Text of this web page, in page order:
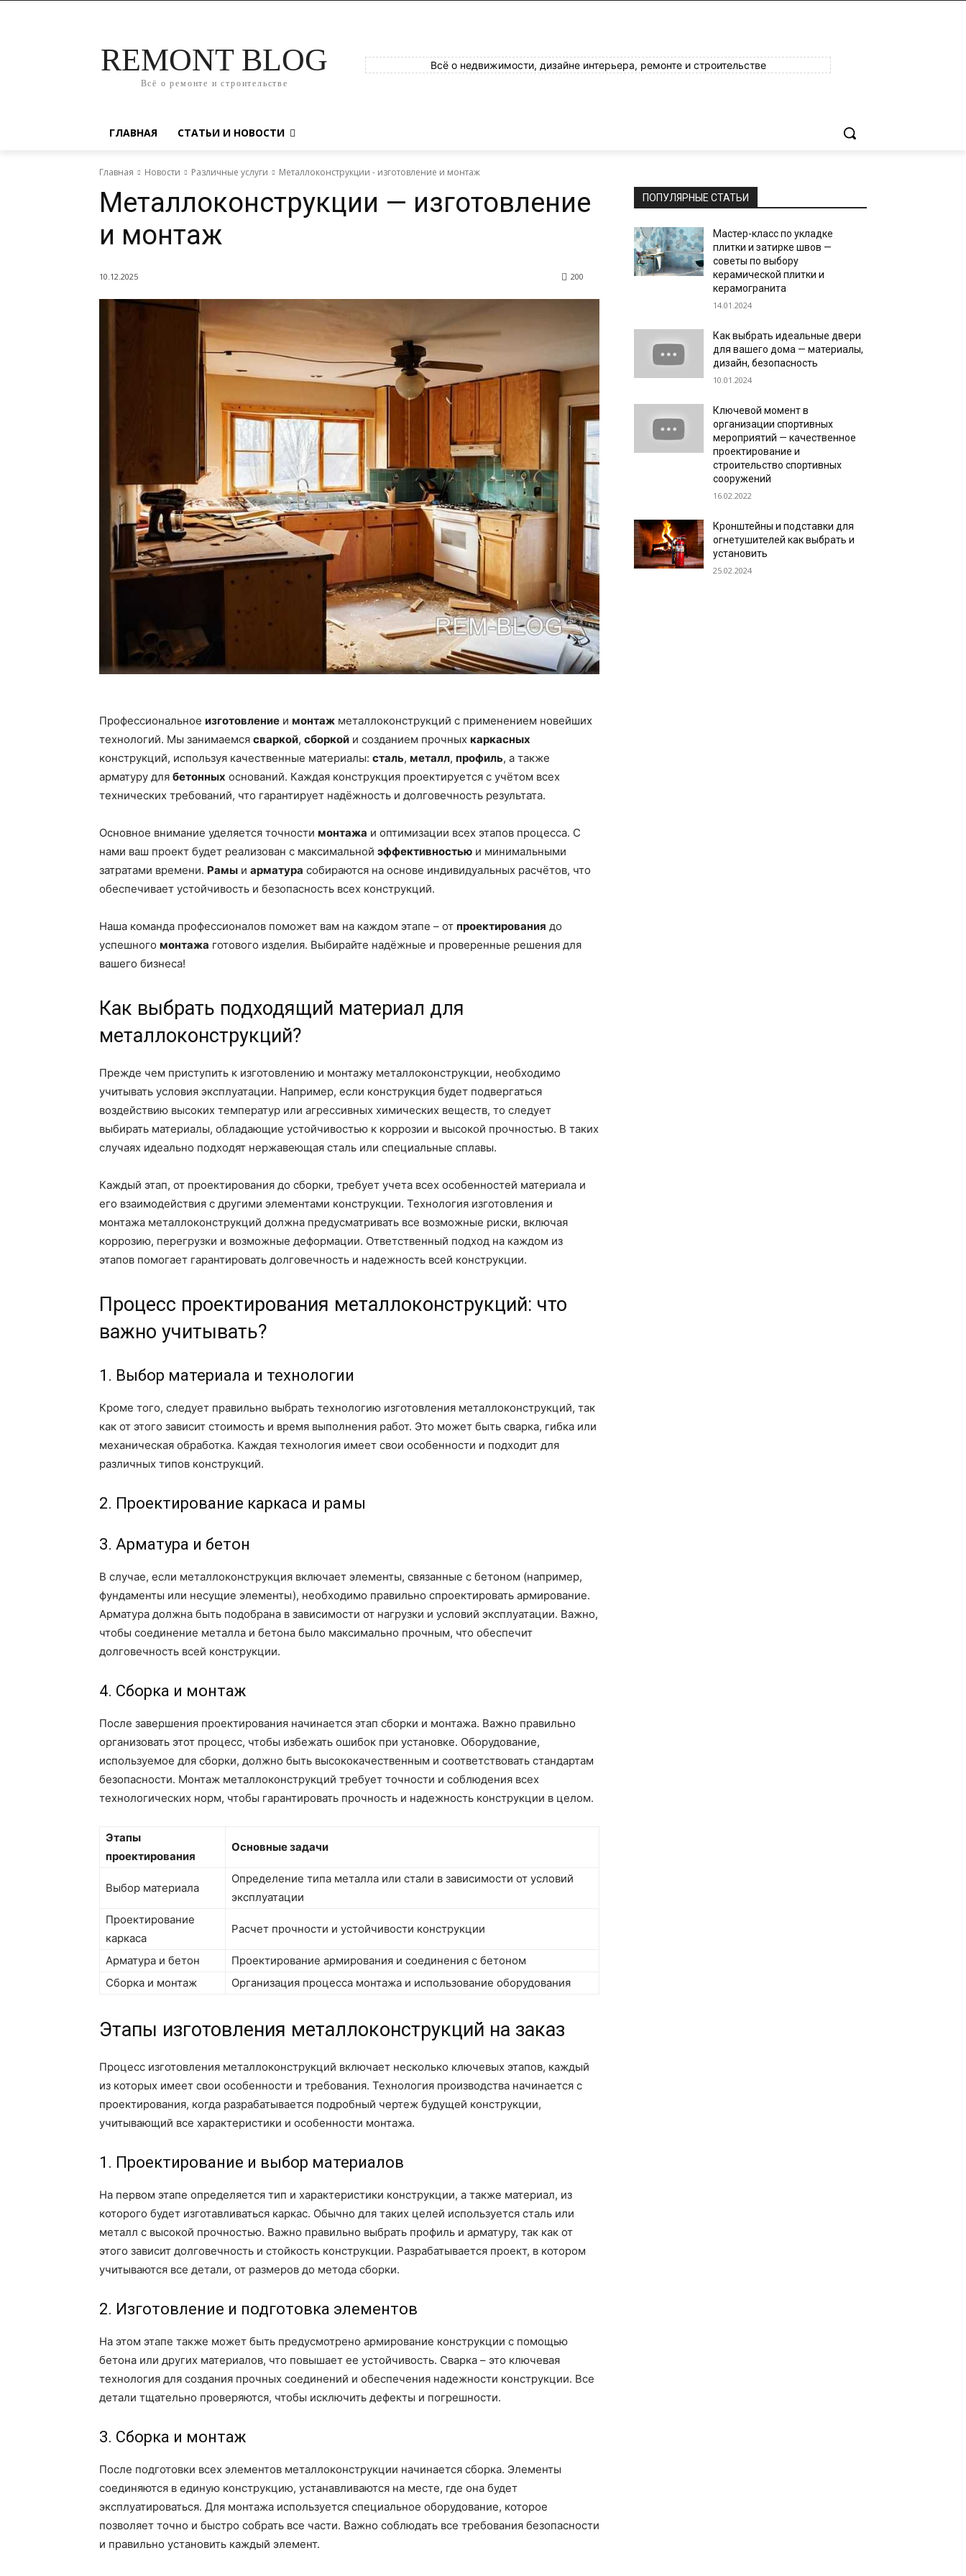
REMONT BLOG
Всё о ремонте и строительстве
Всё о недвижимости, дизайне интерьера, ремонте и строительстве
ГЛАВНАЯ СТАТЬИ И НОВОСТИ
Главная Новости Различные услуги Металлоконструкции - изготовление и монтаж
Металлоконструкции — изготовление
и монтаж
10.12.2025 200
Профессиональное изготовление и монтаж металлоконструкций с применением новейших
технологий. Мы занимаемся сваркой, сборкой и созданием прочных каркасных
конструкций, используя качественные материалы: сталь, металл, профиль, а также
арматуру для бетонных оснований. Каждая конструкция проектируется с учётом всех
технических требований, что гарантирует надёжность и долговечность результата.
Основное внимание уделяется точности монтажа и оптимизации всех этапов процесса. С
нами ваш проект будет реализован с максимальной эффективностью и минимальными
затратами времени. Рамы и арматура собираются на основе индивидуальных расчётов, что
обеспечивает устойчивость и безопасность всех конструкций.
Наша команда профессионалов поможет вам на каждом этапе – от проектирования до
успешного монтажа готового изделия. Выбирайте надёжные и проверенные решения для
вашего бизнеса!
Как выбрать подходящий материал для
металлоконструкций?
Прежде чем приступить к изготовлению и монтажу металлоконструкции, необходимо
учитывать условия эксплуатации. Например, если конструкция будет подвергаться
воздействию высоких температур или агрессивных химических веществ, то следует
выбирать материалы, обладающие устойчивостью к коррозии и высокой прочностью. В таких
случаях идеально подходят нержавеющая сталь или специальные сплавы.
Каждый этап, от проектирования до сборки, требует учета всех особенностей материала и
его взаимодействия с другими элементами конструкции. Технология изготовления и
монтажа металлоконструкций должна предусматривать все возможные риски, включая
коррозию, перегрузки и возможные деформации. Ответственный подход на каждом из
этапов помогает гарантировать долговечность и надежность всей конструкции.
Процесс проектирования металлоконструкций: что
важно учитывать?
1. Выбор материала и технологии
Кроме того, следует правильно выбрать технологию изготовления металлоконструкций, так
как от этого зависит стоимость и время выполнения работ. Это может быть сварка, гибка или
механическая обработка. Каждая технология имеет свои особенности и подходит для
различных типов конструкций.
2. Проектирование каркаса и рамы
3. Арматура и бетон
В случае, если металлоконструкция включает элементы, связанные с бетоном (например,
фундаменты или несущие элементы), необходимо правильно спроектировать армирование.
Арматура должна быть подобрана в зависимости от нагрузки и условий эксплуатации. Важно,
чтобы соединение металла и бетона было максимально прочным, что обеспечит
долговечность всей конструкции.
4. Сборка и монтаж
После завершения проектирования начинается этап сборки и монтажа. Важно правильно
организовать этот процесс, чтобы избежать ошибок при установке. Оборудование,
используемое для сборки, должно быть высококачественным и соответствовать стандартам
безопасности. Монтаж металлоконструкций требует точности и соблюдения всех
технологических норм, чтобы гарантировать прочность и надежность конструкции в целом.
Этапы
проектирования
Основные задачи
Выбор материала
Определение типа металла или стали в зависимости от условий
эксплуатации
Проектирование
каркаса
Расчет прочности и устойчивости конструкции
Арматура и бетон
Проектирование армирования и соединения с бетоном
Сборка и монтаж
Организация процесса монтажа и использование оборудования
Этапы изготовления металлоконструкций на заказ
Процесс изготовления металлоконструкций включает несколько ключевых этапов, каждый
из которых имеет свои особенности и требования. Технология производства начинается с
проектирования, когда разрабатывается подробный чертеж будущей конструкции,
учитывающий все характеристики и особенности монтажа.
1. Проектирование и выбор материалов
На первом этапе определяется тип и характеристики конструкции, а также материал, из
которого будет изготавливаться каркас. Обычно для таких целей используется сталь или
металл с высокой прочностью. Важно правильно выбрать профиль и арматуру, так как от
этого зависит долговечность и стойкость конструкции. Разрабатывается проект, в котором
учитываются все детали, от размеров до метода сборки.
2. Изготовление и подготовка элементов
На этом этапе также может быть предусмотрено армирование конструкции с помощью
бетона или других материалов, что повышает ее устойчивость. Сварка – это ключевая
технология для создания прочных соединений и обеспечения надежности конструкции. Все
детали тщательно проверяются, чтобы исключить дефекты и погрешности.
3. Сборка и монтаж
После подготовки всех элементов металлоконструкции начинается сборка. Элементы
соединяются в единую конструкцию, устанавливаются на месте, где она будет
эксплуатироваться. Для монтажа используется специальное оборудование, которое
позволяет точно и быстро собрать все части. Важно соблюдать все требования безопасности
и правильно установить каждый элемент.
ПОПУЛЯРНЫЕ СТАТЬИ
Мастер-класс по укладке
плитки и затирке швов —
советы по выбору
керамической плитки и
керамогранита
14.01.2024
Как выбрать идеальные двери
для вашего дома — материалы,
дизайн, безопасность
10.01.2024
Ключевой момент в
организации спортивных
мероприятий — качественное
проектирование и
строительство спортивных
сооружений
16.02.2022
Кронштейны и подставки для
огнетушителей как выбрать и
установить
25.02.2024